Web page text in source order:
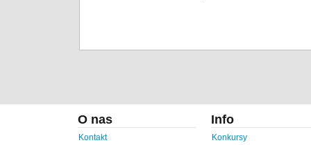
O nas
Kontakt
Info
Konkursy